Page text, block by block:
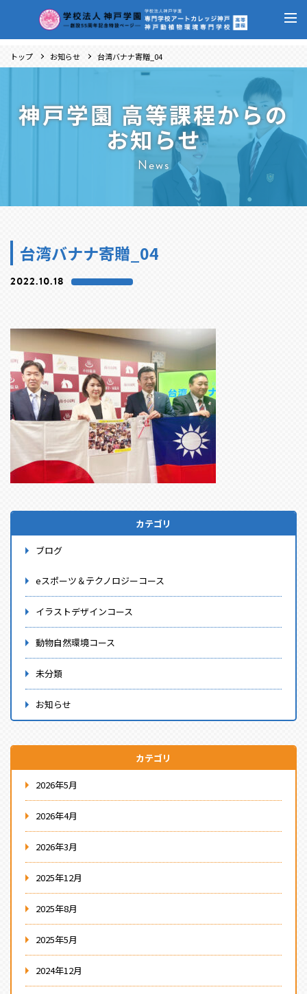
トップ お知らせ 台湾バナナ寄贈_04
神戸学園 高等課程からの
お知らせ
News
台湾バナナ寄贈_04
2022.10.18
カテゴリ
ブログ
eスポーツ＆テクノロジーコース
イラストデザインコース
動物自然環境コース
未分類
お知らせ
カテゴリ
2026年5月
2026年4月
2026年3月
2025年12月
2025年8月
2025年5月
2024年12月